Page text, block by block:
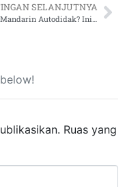
SELANJUTNYA
Ruas yang